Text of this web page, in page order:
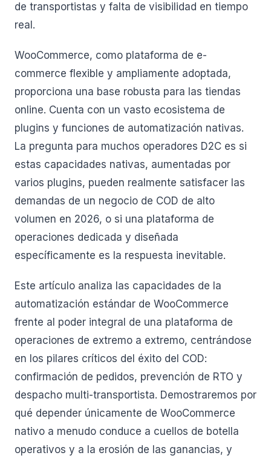
de transportistas y falta de visibilidad en tiempo
real.
WooCommerce, como plataforma de e-
commerce flexible y ampliamente adoptada,
proporciona una base robusta para las tiendas
online. Cuenta con un vasto ecosistema de
plugins y funciones de automatización nativas.
La pregunta para muchos operadores D2C es si
estas capacidades nativas, aumentadas por
varios plugins, pueden realmente satisfacer las
demandas de un negocio de COD de alto
volumen en 2026, o si una plataforma de
operaciones dedicada y diseñada
específicamente es la respuesta inevitable.
Este artículo analiza las capacidades de la
automatización estándar de WooCommerce
frente al poder integral de una plataforma de
operaciones de extremo a extremo, centrándose
en los pilares críticos del éxito del COD:
confirmación de pedidos, prevención de RTO y
despacho multi-transportista. Demostraremos por
qué depender únicamente de WooCommerce
nativo a menudo conduce a cuellos de botella
operativos y a la erosión de las ganancias, y